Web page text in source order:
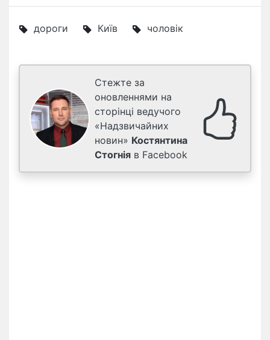
дороги Київ чоловік
Стежте за
оновленнями на
сторінці ведучого
«Надзвичайних
новин» Костянтина
Стогнія в Facebook